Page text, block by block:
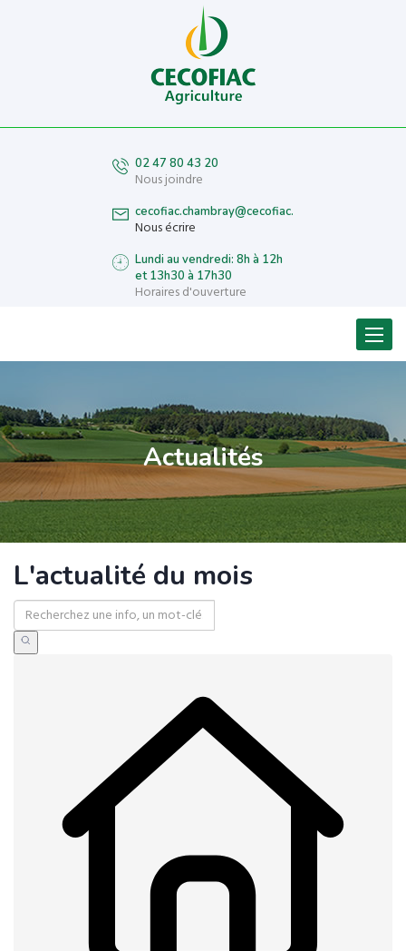
02 47 80 43 20
Nous joindre
cecofiac.chambray@cecofiac.fr
Nous écrire
Lundi au vendredi: 8h à 12h
et 13h30 à 17h30
Horaires d'ouverture
Menu
Actualités
L'actualité du mois